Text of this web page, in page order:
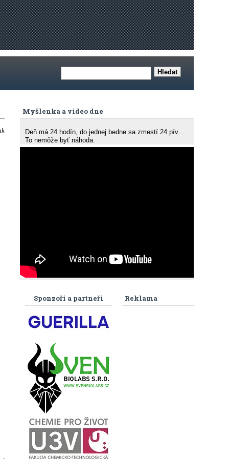
Myšlenka a video dne
Deň má 24 hodín, do jednej bedne sa zmestí 24 pív...
To nemôže byť náhoda.
Reklama
Sponzoři a partneři